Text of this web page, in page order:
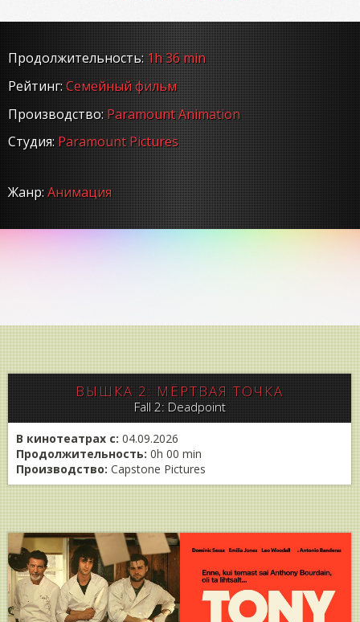
Продолжительность: 1h 36 min
Рейтинг:Семейный фильм
Производство: Paramount Animation
Студия:Paramount Pictures
Жанр:Анимация
ВЫШКА 2: МЁРТВАЯ ТОЧКА
Fall 2: Deadpoint
В кинотеатрах с: 04.09.2026
Продолжительность: 0h 00 min
Производство: Capstone Pictures